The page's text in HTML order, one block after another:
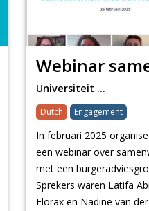
Universiteit Maastr…
Dutch Engagement
In februari 2025
een webinar over
met een
Sprekers waren Latifa
Florax en Nadine van